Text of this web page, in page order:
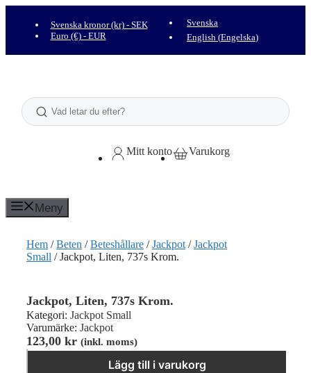
innehåll
Svenska kronor (kr) - SEK
Euro (€) - EUR
Svenska
English (Engelska)
Mitt konto Varukorg
Meny
Hem /Beten /Beteshållare /Jackpot /Jackpot
Small / Jackpot, Liten, 737s Krom.
Jackpot, Liten, 737s Krom.
123,00 kr (inkl. moms)
Jackpot, Liten, 737s Krom. mängd
Lägg till i varukorg
Kategori: Jackpot Small
Varumärke: Jackpot